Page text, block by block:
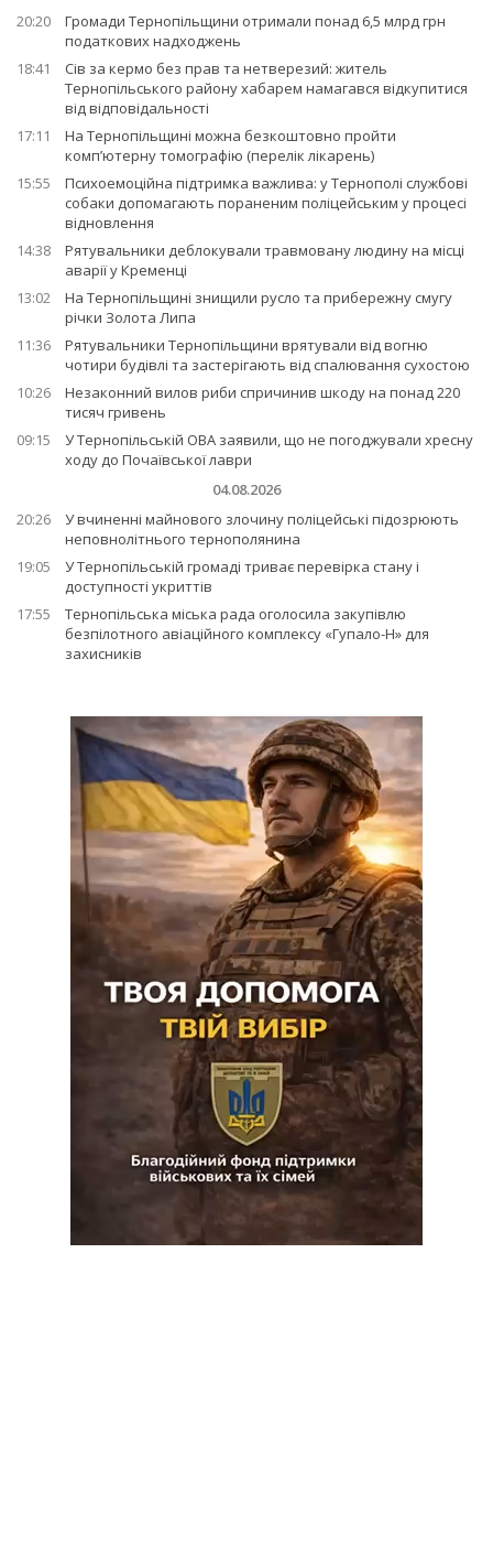
20:20
Громади Тернопільщини отримали понад 6,5 млрд грн
податкових надходжень
18:41
Сів за кермо без прав та нетверезий: житель
Тернопільського району хабарем намагався відкупитися
від відповідальності
17:11
На Тернопільщині можна безкоштовно пройти
комп’ютерну томографію (перелік лікарень)
15:55
Психоемоційна підтримка важлива: у Тернополі службові
собаки допомагають пораненим поліцейським у процесі
відновлення
14:38
Рятувальники деблокували травмовану людину на місці
аварії у Кременці
13:02
На Тернопільщині знищили русло та прибережну смугу
річки Золота Липа
11:36
Рятувальники Тернопільщини врятували від вогню
чотири будівлі та застерігають від спалювання сухостою
10:26
Незаконний вилов риби спричинив шкоду на понад 220
тисяч гривень
09:15
У Тернопільській ОВА заявили, що не погоджували хресну
ходу до Почаївської лаври
04.08.2026
20:26
У вчиненні майнового злочину поліцейські підозрюють
неповнолітнього тернополянина
19:05
У Тернопільській громаді триває перевірка стану і
доступності укриттів
17:55
Тернопільська міська рада оголосила закупівлю
безпілотного авіаційного комплексу «Гупало-Н» для
захисників